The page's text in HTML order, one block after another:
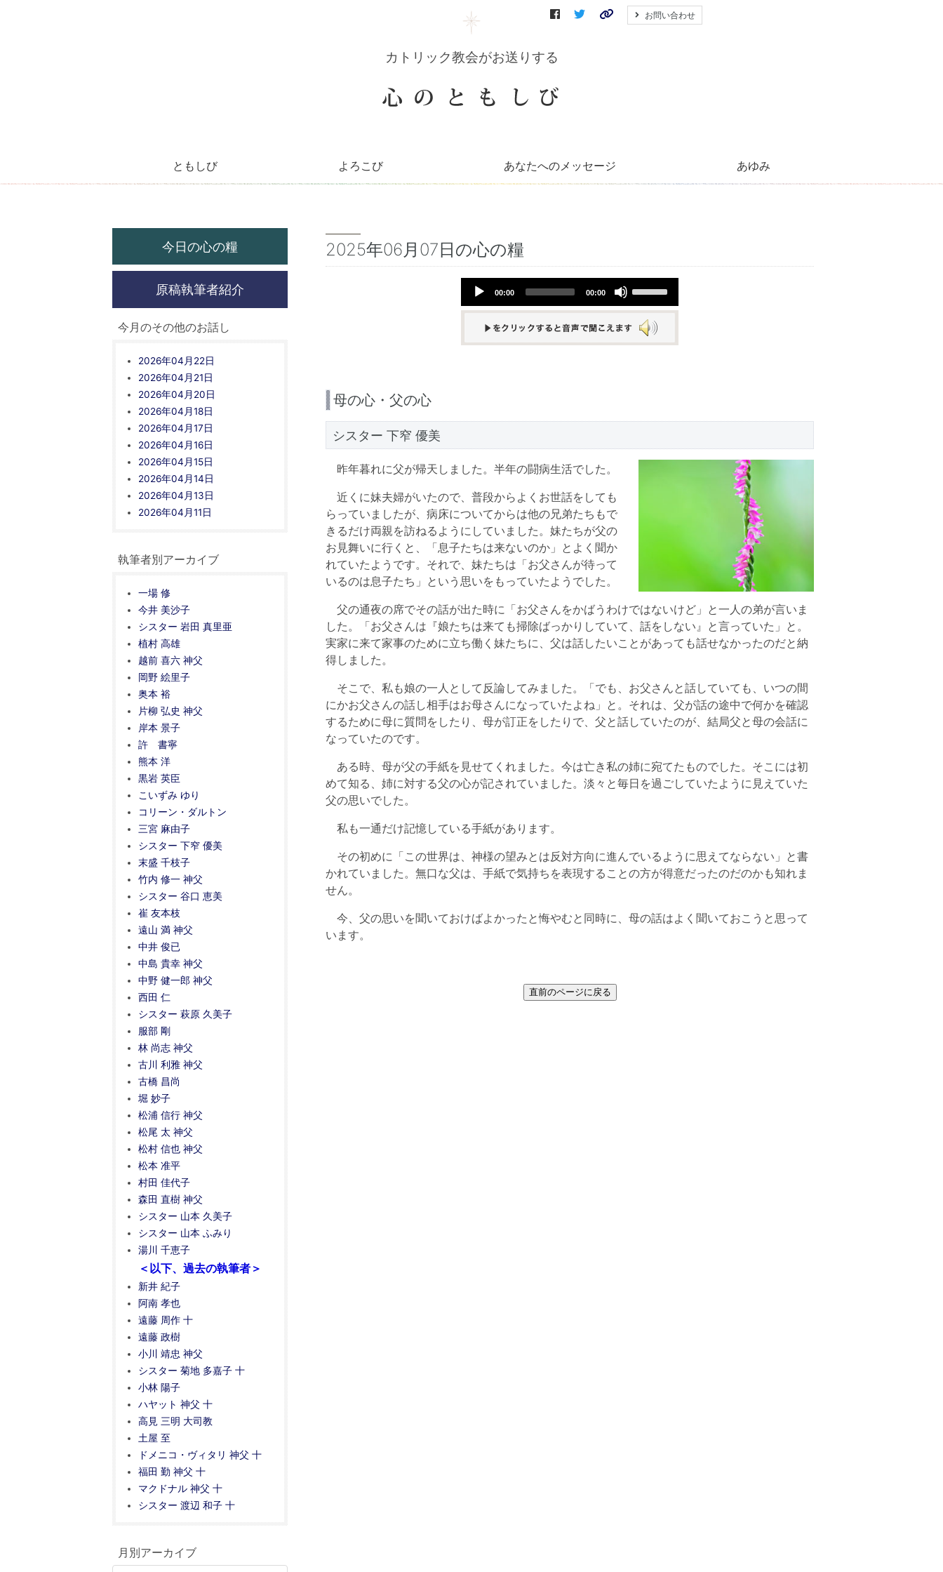
カトリック教会がお送りする
お問い合わせ
ともしび よろこび あなたへのメッセージ あゆみ
2025年06月07日の心の糧
Audio
00:00 00:00
Arrow
keys
volume.
母の心・父の心
シスター 下窄 優美
昨年暮れに父が帰天しました。半年の闘病生活でした。
近くに妹夫婦がいたので、普段からよくお世話をしても
らっていましたが、病床についてからは他の兄弟たちもで
きるだけ両親を訪ねるようにしていました。妹たちが父の
お見舞いに行くと、「息子たちは来ないのか」とよく聞か
れていたようです。それで、妹たちは「お父さんが待って
いるのは息子たち」という思いをもっていたようでした。
父の通夜の席でその話が出た時に「お父さんをかばうわけではないけど」と一人の弟が言いま
した。「お父さんは『娘たちは来ても掃除ばっかりしていて、話をしない』と言っていた」と。
実家に来て家事のために立ち働く妹たちに、父は話したいことがあっても話せなかったのだと納
得しました。
そこで、私も娘の一人として反論してみました。「でも、お父さんと話していても、いつの間
にかお父さんの話し相手はお母さんになっていたよね」と。それは、父が話の途中で何かを確認
するために母に質問をしたり、母が訂正をしたりで、父と話していたのが、結局父と母の会話に
なっていたのです。
ある時、母が父の手紙を見せてくれました。今は亡き私の姉に宛てたものでした。そこには初
めて知る、姉に対する父の心が記されていました。淡々と毎日を過ごしていたように見えていた
父の思いでした。
私も一通だけ記憶している手紙があります。
その初めに「この世界は、神様の望みとは反対方向に進んでいるように思えてならない」と書
かれていました。無口な父は、手紙で気持ちを表現することの方が得意だったのだのかも知れま
せん。
今、父の思いを聞いておけばよかったと悔やむと同時に、母の話はよく聞いておこうと思って
います。
今日の心の糧
原稿執筆者紹介
今月のその他のお話し
2026年04月22日
2026年04月21日
2026年04月20日
2026年04月18日
2026年04月17日
2026年04月16日
2026年04月15日
2026年04月14日
2026年04月13日
2026年04月11日
執筆者別アーカイブ
一場 修
今井 美沙子
シスター 岩田 真里亜
植村 高雄
越前 喜六 神父
岡野 絵里子
奥本 裕
片柳 弘史 神父
岸本 景子
許 書寧
熊本 洋
黒岩 英臣
こいずみ ゆり
コリーン・ダルトン
三宮 麻由子
シスター 下窄 優美
末盛 千枝子
竹内 修一 神父
シスター 谷口 恵美
崔 友本枝
遠山 満 神父
中井 俊已
中島 貴幸 神父
中野 健一郎 神父
西田 仁
シスター 萩原 久美子
服部 剛
林 尚志 神父
古川 利雅 神父
古橋 昌尚
堀 妙子
松浦 信行 神父
松尾 太 神父
松村 信也 神父
松本 准平
村田 佳代子
森田 直樹 神父
シスター 山本 久美子
シスター 山本 ふみり
湯川 千恵子
＜以下、過去の執筆者＞
新井 紀子
阿南 孝也
遠藤 周作 十
遠藤 政樹
小川 靖忠 神父
シスター 菊地 多嘉子 十
小林 陽子
ハヤット 神父 十
高見 三明 大司教
土屋 至
ドメニコ・ヴィタリ 神父 十
福田 勤 神父 十
マクドナル 神父 十
シスター 渡辺 和子 十
月別アーカイブ